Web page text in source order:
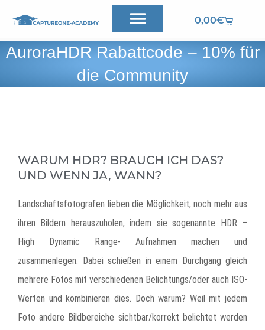
Inhalt
springen
0,00€
AuroraHDR Rabattcode – 10% für
die Community
WARUM HDR? BRAUCH ICH DAS?
UND WENN JA, WANN?
Landschaftsfotografen lieben die Möglichkeit, noch mehr aus
ihren Bildern herauszuholen, indem sie sogenannte HDR –
High Dynamic Range- Aufnahmen machen und
zusammenlegen. Dabei schießen in einem Durchgang gleich
mehrere Fotos mit verschiedenen Belichtungs/oder auch ISO-
Werten und kombinieren dies. Doch warum? Weil mit jedem
Foto andere Bildbereiche sichtbar/korrekt belichtet werden